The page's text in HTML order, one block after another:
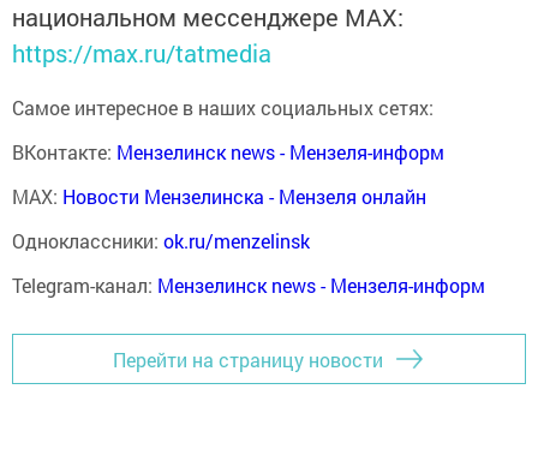
национальном мессенджере MАХ:
https://max.ru/tatmedia
Самое интересное в наших социальных сетях:
ВКонтакте: Мензелинск news - Мензеля-информ
MAX: Новости Мензелинска - Мензеля онлайн
Одноклассники: ok.ru/menzelinsk
Telegram-канал: Мензелинск news - Мензеля-информ
Перейти на страницу новости